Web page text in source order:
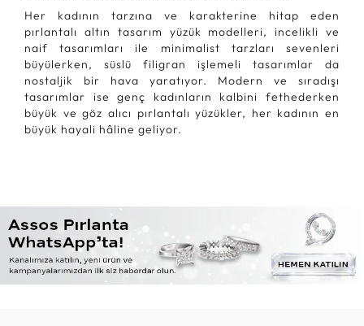
Her kadının tarzına ve karakterine hitap eden
pırlantalı altın tasarım yüzük modelleri, incelikli ve
naif tasarımları ile minimalist tarzları sevenleri
büyülerken, süslü filigran işlemeli tasarımlar da
nostaljik bir hava yaratıyor. Modern ve sıradışı
tasarımlar ise genç kadınların kalbini fethederken
büyük ve göz alıcı pırlantalı yüzükler, her kadının en
büyük hayali hâline geliyor.